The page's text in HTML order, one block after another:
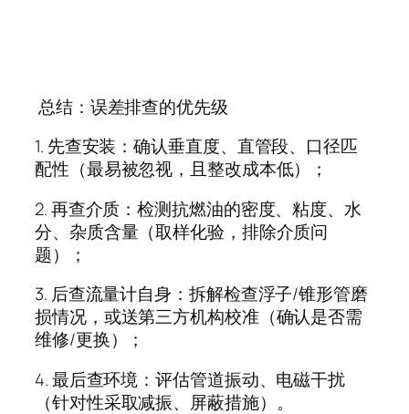
总结：误差排查的优先级
1. 先查安装：确认垂直度、直管段、口径匹
配性（最易被忽视，且整改成本低）；
2.再查介质：检测抗燃油的密度、粘度、水
分、杂质含量（取样化验，排除介质问
题）；
3. 后查流量计自身：拆解检查浮子/锥形管磨
损情况，或送第三方机构校准（确认是否需
维修/更换）；
4.最后查环境：评估管道振动、电磁干扰
（针对性采取减振、屏蔽措施）。